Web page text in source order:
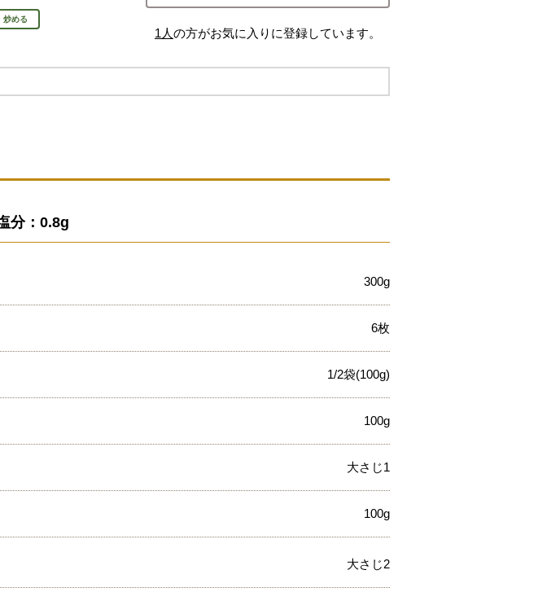
炒める
1人の方がお気に入りに登録しています。
分：0.8g
300g
6枚
1/2袋(100g)
100g
大さじ1
100g
大さじ2